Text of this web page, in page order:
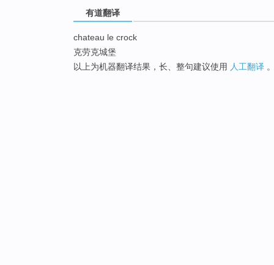
有道翻译
chateau le crock
克劳克城堡
以上为机器翻译结果，长、整句建议使用 人工翻译